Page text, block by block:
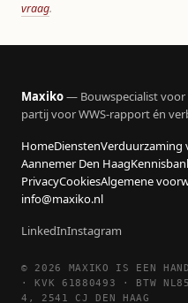
vraag.
Maxiko— Bouwspecialist voor
partij voor WWS-rapport én
HomeDienstenVerduurzaming
Aannemer Den Haag
PrivacyCookiesAlgemene
info@maxiko.nl
LinkedInInstagram
© 2026 MAXIKO IS EEN
· KVK 61880493 · BTW
4, 2541 CJ DEN HAAG